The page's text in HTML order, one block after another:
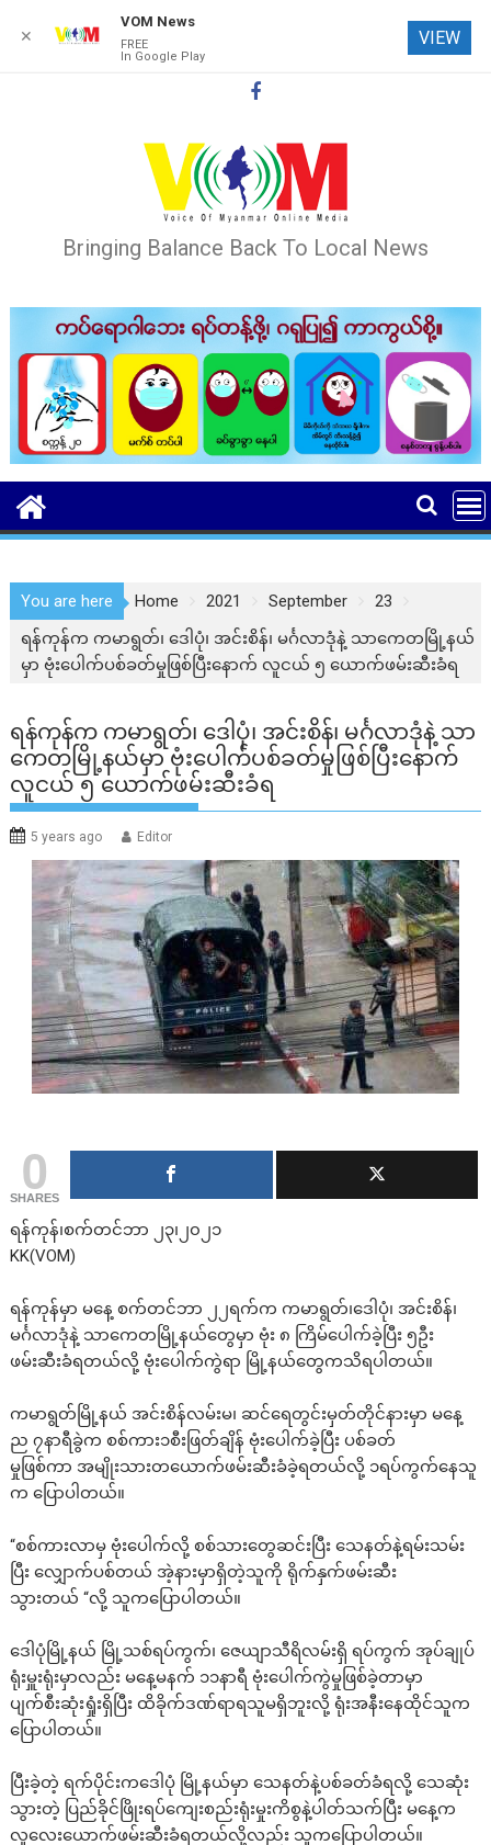
Bringing Balance Back To Local News
You are here Home 2021 September
23
ရန်ကုန်က ကမာရွတ်၊ ဒေါပုံ၊ အင်းစိန်၊ မင်္ဂလာဒုံနဲ့ သာကေတမြို့နယ်
မှာ ဗုံးပေါက်ပစ်ခတ်မှုဖြစ်ပြီးနောက် လူငယ် ၅ ယောက်ဖမ်းဆီးခံရ
ရန်ကုန်က ကမာရွတ်၊ ဒေါပုံ၊ အင်းစိန်၊ မင်္ဂလာဒုံနဲ့ သာ
ကေတမြို့နယ်မှာ ဗုံးပေါက်ပစ်ခတ်မှုဖြစ်ပြီးနောက်
လူငယ် ၅ ယောက်ဖမ်းဆီးခံရ
5 years ago Editor
0
SHARES
ရန်ကုန်၊စက်တင်ဘာ ၂၃၊၂၀၂၁
KK(VOM)
ရန်ကုန်မှာ မနေ့ စက်တင်ဘာ ၂၂ရက်က ကမာရွတ်၊ဒေါပုံ၊ အင်းစိန်၊
မင်္ဂလာဒုံနဲ့ သာကေတမြို့နယ်တွေမှာ ဗုံး ၈ ကြိမ်ပေါက်ခဲ့ပြီး ၅ဦး
ဖမ်းဆီးခံရတယ်လို့ ဗုံးပေါက်ကွဲရာ မြို့နယ်တွေကသိရပါတယ်။
ကမာရွတ်မြို့နယ် အင်းစိန်လမ်းမ၊ ဆင်ရေတွင်းမှတ်တိုင်နားမှာ မနေ့
ည ၇နာရီခွဲက စစ်ကား၁စီးဖြတ်ချိန် ဗုံးပေါက်ခဲ့ပြီး ပစ်ခတ်
မှုဖြစ်ကာ အမျိုးသားတယောက်ဖမ်းဆီးခံခဲ့ရတယ်လို့ ၁ရပ်ကွက်နေသူ
က ပြောပါတယ်။
“စစ်ကားလာမှ ဗုံးပေါက်လို့ စစ်သားတွေဆင်းပြီး သေနတ်နဲ့ရမ်းသမ်း
ပြီး လျှောက်ပစ်တယ် အဲ့နားမှာရှိတဲ့သူကို ရိုက်နှက်ဖမ်းဆီး
သွားတယ် “လို့ သူကပြောပါတယ်။
ဒေါပုံမြို့နယ် မြို့သစ်ရပ်ကွက်၊ ဇေယျာသီရိလမ်းရှိ ရပ်ကွက် အုပ်ချုပ်
ရုံးမှူးရုံးမှာလည်း မနေ့မနက် ၁၁နာရီ ဗုံးပေါက်ကွဲမှုဖြစ်ခဲ့တာမှာ
ပျက်စီးဆုံးရှုံးရှိပြီး ထိခိုက်ဒဏ်ရာရသူမရှိဘူးလို့ ရုံးအနီးနေထိုင်သူက
ပြောပါတယ်။
ပြီးခဲ့တဲ့ ရက်ပိုင်းကဒေါပုံ မြို့နယ်မှာ သေနတ်နဲ့ပစ်ခတ်ခံရလို့ သေဆုံး
သွားတဲ့ ပြည်ခိုင်ဖြိုးရပ်ကျေးစည်းရုံးမှုးကိစွနဲ့ပါတ်သက်ပြီး မနေ့က
လူလေးယောက်ဖမ်းဆီးခံရတယ်လို့လည်း သူကပြောပါတယ်။
✕
VOM News
FREE
In Google Play
VIEW